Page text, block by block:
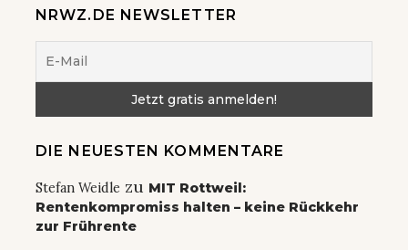
NRWZ.DE NEWSLETTER
DIE NEUESTEN KOMMENTARE
Stefan Weidle zu MIT Rottweil:
Rentenkompromiss halten – keine Rückkehr
zur Frührente